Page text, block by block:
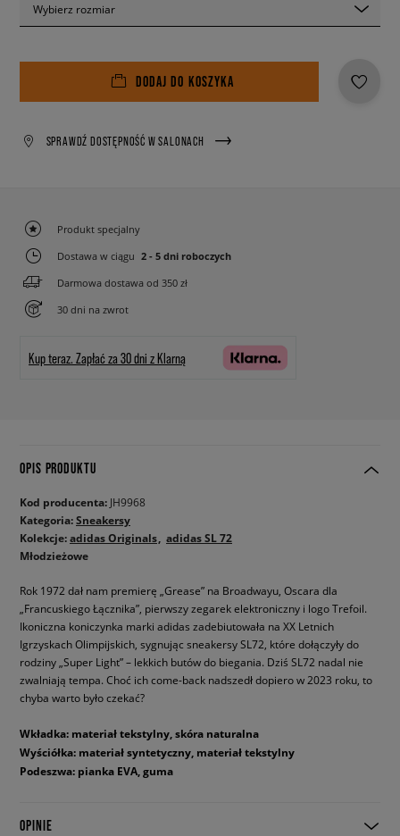
Wybierz rozmiar
DODAJ DO KOSZYKA
SPRAWDŹ DOSTĘPNOŚĆ W SALONACH
Produkt specjalny
Dostawa w ciągu 2 - 5 dni roboczych
Darmowa dostawa od 350 zł
30 dni na zwrot
Kup teraz. Zapłać za 30 dni z Klarną
OPIS PRODUKTU
Kod producenta: JH9968
Kategoria:Sneakersy
Kolekcje:adidas Originals adidas SL 72
Młodzieżowe
Rok 1972 dał nam premierę „Grease” na Broadwayu, Oscara dla
„Francuskiego Łącznika”, pierwszy zegarek elektroniczny i logo Trefoil.
Ikoniczna koniczynka marki adidas zadebiutowała na XX Letnich
Igrzyskach Olimpijskich, sygnując sneakersy SL72, które dołączyły do
rodziny „Super Light” – lekkich butów do biegania. Dziś SL72 nadal nie
zwalniają tempa. Choć ich come-back nadszedł dopiero w 2023 roku, to
chyba warto było czekać?
Wkładka: materiał tekstylny, skóra naturalna
Wyściółka: materiał syntetyczny, materiał tekstylny
Podeszwa: pianka EVA, guma
OPINIE